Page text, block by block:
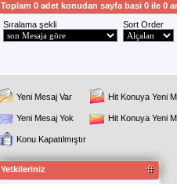
Toplam 0 adet konudan sayfa basi 0 ile 0
Sıralama şekli
Sort Order
Yeni Mesaj Var Hit Konuya Yeni
Yeni Mesaj Yok Hit Konuya Yeni
Konu Kapatılmıştır
Yetkileriniz